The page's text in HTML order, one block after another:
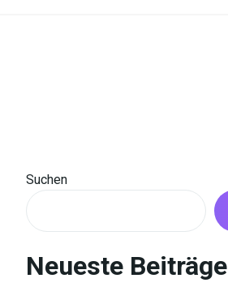
Suchen
Neueste Beiträge